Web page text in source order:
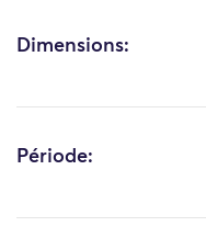
Dimensions:
Période: